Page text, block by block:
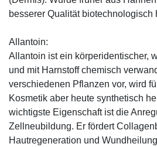
besserer Qualität biotechnologisch
Allantoin:
Allantoin ist ein körperidentischer,
und mit Harnstoff chemisch
verschiedenen Pflanzen vor, wird
Kosmetik aber heute synthetisch
wichtigste Eigenschaft ist die
Zellneubildung. Er fördert
Hautregeneration und